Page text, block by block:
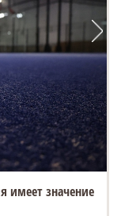
имеет значение